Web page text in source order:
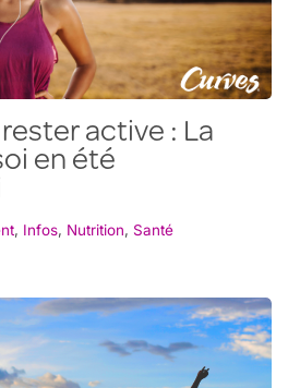
active : La
en été
, Infos, Nutrition, Santé